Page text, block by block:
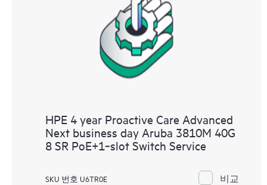
HPE 4 year Proactive Care Advanced
Next business day Aruba 3810M 40G
8 SR PoE+1‑slot Switch Service
SKU 번호 U6TR0E 비교